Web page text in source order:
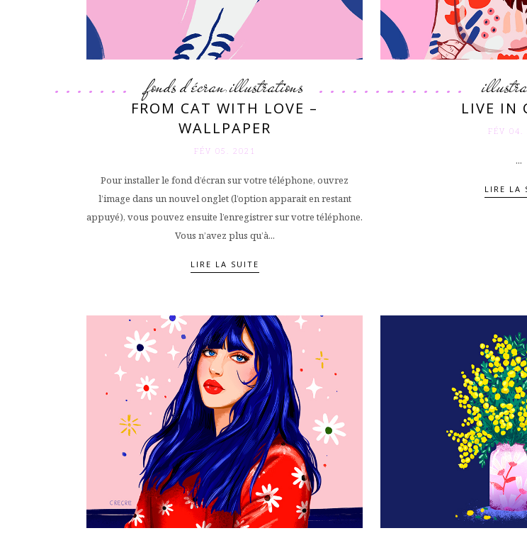
fonds d'écran,illustrations
FROM CAT WITH LOVE –
WALLPAPER
FÉV 05. 2021
Pour installer le fond d’écran sur votre téléphone, ouvrez
l’image dans un nouvel onglet (l’option apparait en restant
appuyé), vous pouvez ensuite l’enregistrer sur votre téléphone.
Vous n’avez plus qu’à...
LIRE LA SUITE
LIVE IN
FÉV 04.
...
LIRE LA